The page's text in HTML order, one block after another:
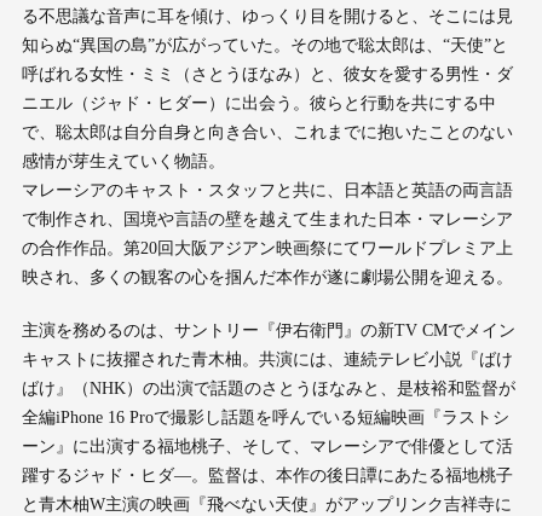
る不思議な音声に耳を傾け、ゆっくり目を開けると、そこには見
知らぬ“異国の島”が広がっていた。その地で聡太郎は、“天使”と
呼ばれる女性・ミミ（さとうほなみ）と、彼女を愛する男性・ダ
ニエル（ジャド・ヒダー）に出会う。彼らと行動を共にする中
で、聡太郎は自分自身と向き合い、これまでに抱いたことのない
感情が芽生えていく物語。
マレーシアのキャスト・スタッフと共に、日本語と英語の両言語
で制作され、国境や言語の壁を越えて生まれた日本・マレーシア
の合作作品。第20回大阪アジアン映画祭にてワールドプレミア上
映され、多くの観客の心を掴んだ本作が遂に劇場公開を迎える。
主演を務めるのは、サントリー『伊右衛門』の新TV CMでメイン
キャストに抜擢された青木柚。共演には、連続テレビ小説『ばけ
ばけ』（NHK）の出演で話題のさとうほなみと、是枝裕和監督が
全編iPhone 16 Proで撮影し話題を呼んでいる短編映画『ラストシ
ーン』に出演する福地桃子、そして、マレーシアで俳優として活
躍するジャド・ヒダ―。監督は、本作の後日譚にあたる福地桃子
と青木柚W主演の映画『飛べない天使』がアップリンク吉祥寺に